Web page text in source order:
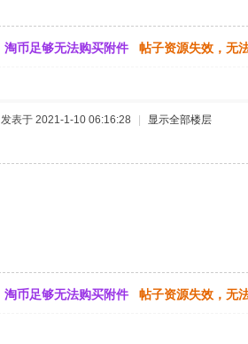
淘币足够无法购买附件 帖子资源失效，无
发表于 2021-1-10 06:16:28 显示全部楼层
淘币足够无法购买附件 帖子资源失效，无